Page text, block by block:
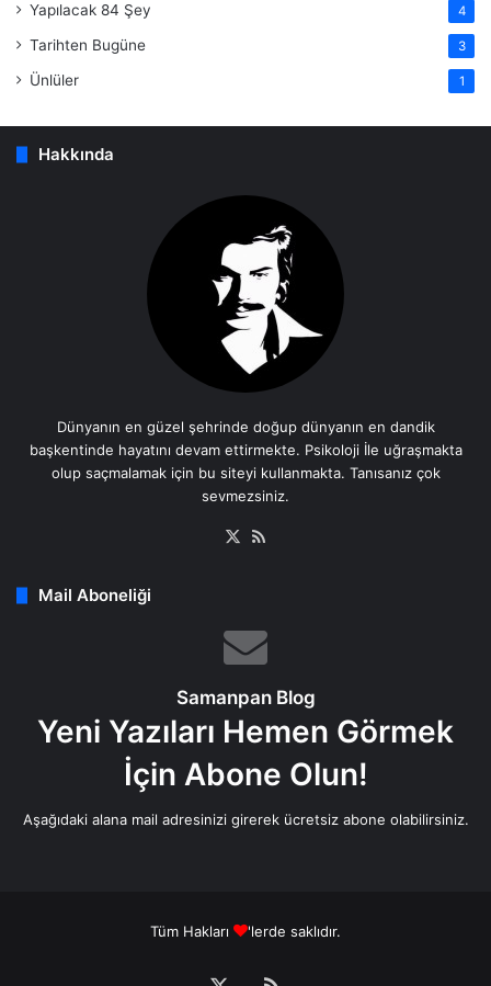
Yapılacak 84 Şey 4
Tarihten Bugüne 3
Ünlüler 1
Hakkında
Dünyanın en güzel şehrinde doğup dünyanın en dandik
başkentinde hayatını devam ettirmekte. Psikoloji İle uğraşmakta
olup saçmalamak için bu siteyi kullanmakta. Tanısanız çok
sevmezsiniz.
X
Mail Aboneliği
Samanpan Blog
Yeni Yazıları Hemen Görmek
İçin Abone Olun!
Aşağıdaki alana mail adresinizi girerek ücretsiz abone olabilirsiniz.
Tüm Hakları 'lerde saklıdır.